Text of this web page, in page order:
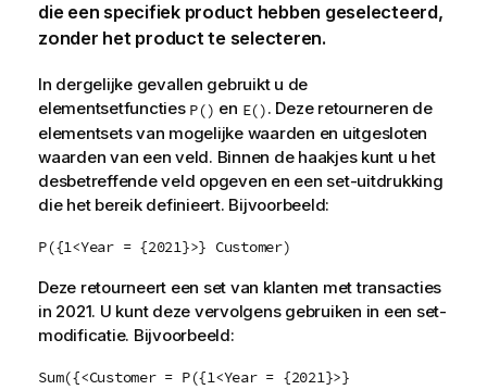
die een specifiek product hebben geselecteerd,
zonder het product te selecteren.
In dergelijke gevallen gebruikt u de
elementsetfuncties P() en E(). Deze retourneren de
elementsets van mogelijke waarden en uitgesloten
waarden van een veld. Binnen de haakjes kunt u het
desbetreffende veld opgeven en een set-uitdrukking
die het bereik definieert. Bijvoorbeeld:
P({1<Year = {2021}>} Customer)
Deze retourneert een set van klanten met transacties
in 2021. U kunt deze vervolgens gebruiken in een set-
modificatie. Bijvoorbeeld:
Sum({<Customer = P({1<Year = {2021}>}